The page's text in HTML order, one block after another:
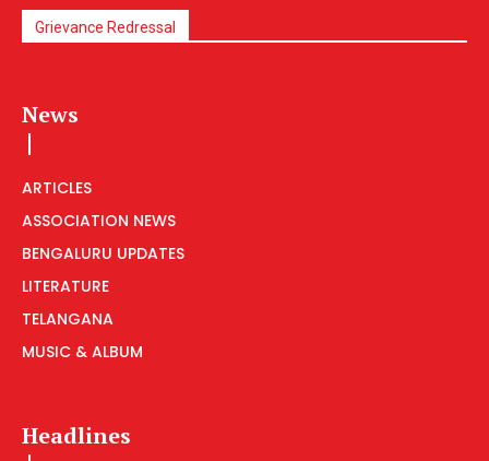
Grievance Redressal
News
ARTICLES
ASSOCIATION NEWS
BENGALURU UPDATES
LITERATURE
TELANGANA
MUSIC & ALBUM
Headlines